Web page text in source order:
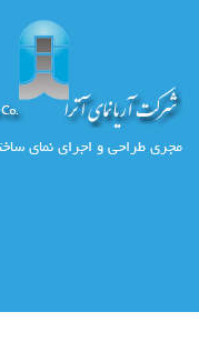
مجری طراحی و اجرای نمای